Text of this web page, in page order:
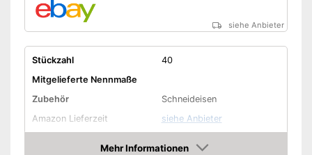
siehe Anbieter
Stückzahl
40
Mitgelieferte Nennmaße
Zubehör
Schneideisen
Amazon Lieferzeit
siehe Anbieter
Mehr Informationen